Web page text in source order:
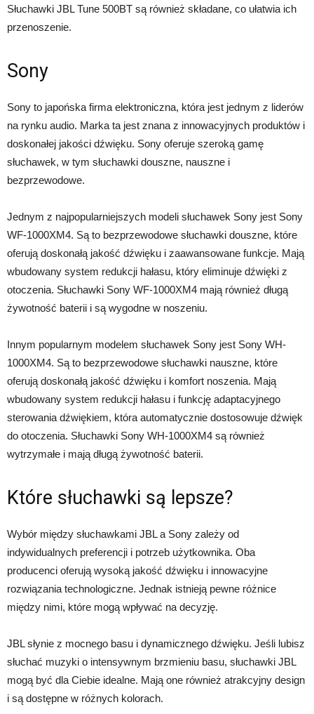
Słuchawki JBL Tune 500BT są również składane, co ułatwia ich
przenoszenie.
Sony
Sony to japońska firma elektroniczna, która jest jednym z liderów
na rynku audio. Marka ta jest znana z innowacyjnych produktów i
doskonałej jakości dźwięku. Sony oferuje szeroką gamę
słuchawek, w tym słuchawki douszne, nauszne i
bezprzewodowe.
Jednym z najpopularniejszych modeli słuchawek Sony jest Sony
WF-1000XM4. Są to bezprzewodowe słuchawki douszne, które
oferują doskonałą jakość dźwięku i zaawansowane funkcje. Mają
wbudowany system redukcji hałasu, który eliminuje dźwięki z
otoczenia. Słuchawki Sony WF-1000XM4 mają również długą
żywotność baterii i są wygodne w noszeniu.
Innym popularnym modelem słuchawek Sony jest Sony WH-
1000XM4. Są to bezprzewodowe słuchawki nauszne, które
oferują doskonałą jakość dźwięku i komfort noszenia. Mają
wbudowany system redukcji hałasu i funkcję adaptacyjnego
sterowania dźwiękiem, która automatycznie dostosowuje dźwięk
do otoczenia. Słuchawki Sony WH-1000XM4 są również
wytrzymałe i mają długą żywotność baterii.
Które słuchawki są lepsze?
Wybór między słuchawkami JBL a Sony zależy od
indywidualnych preferencji i potrzeb użytkownika. Oba
producenci oferują wysoką jakość dźwięku i innowacyjne
rozwiązania technologiczne. Jednak istnieją pewne różnice
między nimi, które mogą wpływać na decyzję.
JBL słynie z mocnego basu i dynamicznego dźwięku. Jeśli lubisz
słuchać muzyki o intensywnym brzmieniu basu, słuchawki JBL
mogą być dla Ciebie idealne. Mają one również atrakcyjny design
i są dostępne w różnych kolorach.